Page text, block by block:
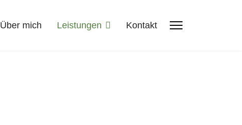
Über mich Leistungen Kontakt